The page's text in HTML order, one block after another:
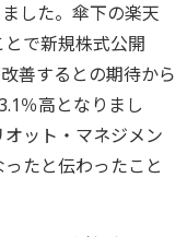
した。傘下の楽天
で新規株式公開
善するとの期待から
％高となりまし
ット・マネジメン
たと伝わったこと